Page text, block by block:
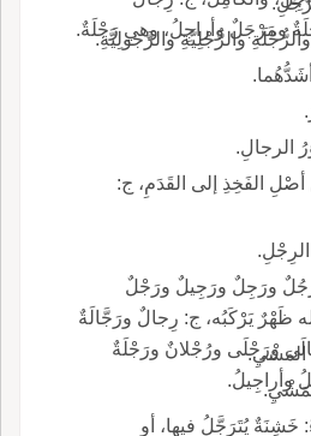
ومَرْجَلٌ وأراجِلُ، وهي رَجْلَةٌ.
الرجالِ.
الفَخِذِ إلى القَدَمِ، ج:
فهو راجِلٌ ورَجُلٌ ورَجِلٌ ورَجِيلٌ ورَجْلٌ
ورَجْلانُ: إذا لم يكنْ له ظَهْرٌ يَرْكَبُه، ج: رِجالٌ ورَجَّالَةٌ
ورَجْلَى ورُجْلانٌ ورَجْلَةٌ
وأراجِيلُ.
المَشْيِ.
خَشِنَةٌ يُتَرَجَّلُ فيها، أو